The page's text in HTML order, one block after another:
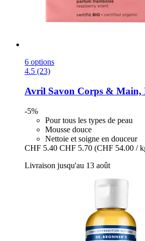
6 options
4.5 (23)
Avril Savon Corps & Main,
-5%
Pour tous les types de peau
Mousse douce
Nettoie et soigne en douceur
CHF 5.40 CHF 5.70 (CHF 54.00 /
Livraison jusqu'au 13 août